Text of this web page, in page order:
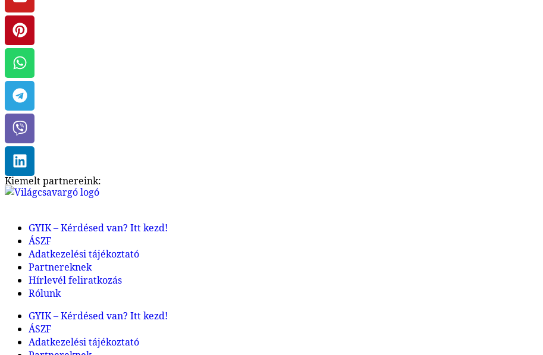
Kiemelt partnereink:
GYIK – Kérdésed van? Itt kezd!
ÁSZF
Adatkezelési tájékoztató
Partnereknek
Hírlevél feliratkozás
Rólunk
GYIK – Kérdésed van? Itt kezd!
ÁSZF
Adatkezelési tájékoztató